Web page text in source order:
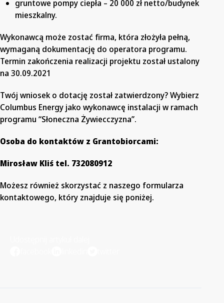
gruntowe pompy ciepła – 20 000 zł netto/budynek
mieszkalny.
Wykonawcą może zostać firma, która złożyła pełną,
wymaganą dokumentację do operatora programu.
Termin zakończenia realizacji projektu został ustalony
na 30.09.2021
Twój wniosek o dotację został zatwierdzony? Wybierz
Columbus Energy jako wykonawcę instalacji w ramach
programu “Słoneczna Żywiecczyzna”.
Osoba do kontaktów z Grantobiorcami:
Mirosław Kliś tel. 732080912
Możesz również skorzystać z naszego formularza
kontaktowego, który znajduje się poniżej.